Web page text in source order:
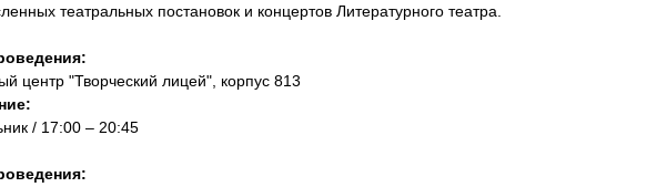
театральных постановок и концертов Литературного театра.
центр "Творческий лицей", корпус 813
/ 17:00 – 20:45